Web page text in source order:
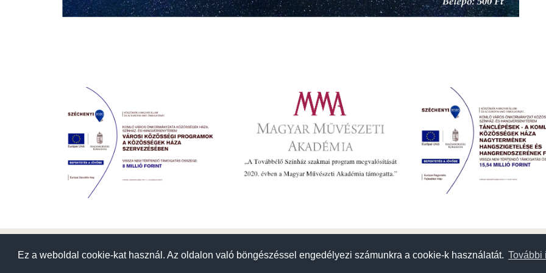
Ez a weboldal cookie-kat használ. Az oldalon való böngészéssel engedélyezi számunkra a cookie-k használatát. További
Ez a weboldal cookie-kat használ. Az oldalon való böngészéssel engedélyezi számunkra a cookie-k használatát. További
Archívum|Korábbi események|Adatvédelmi szabályzat